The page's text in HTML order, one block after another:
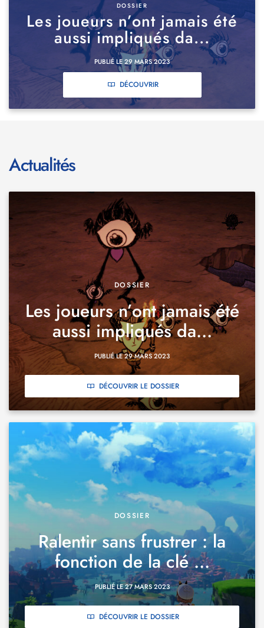
DOSSIER
Les joueurs n’ont jamais été
aussi impliqués da...
PUBLIÉ LE 29 MARS 2023
DÉCOUVRIR
Actualités
DOSSIER
Les joueurs n’ont jamais été
aussi impliqués da...
PUBLIÉ LE 29 MARS 2023
DÉCOUVRIR LE DOSSIER
DOSSIER
Ralentir sans frustrer : la
fonction de la clé ...
PUBLIÉ LE 27 MARS 2023
DÉCOUVRIR LE DOSSIER